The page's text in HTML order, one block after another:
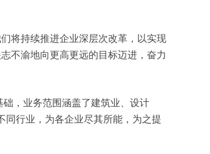
将持续推进企业深层次改革，以实现
不渝地向更高更远的目标迈进，奋力
，业务范围涵盖了建筑业、设计
同行业，为各企业尽其所能，为之提